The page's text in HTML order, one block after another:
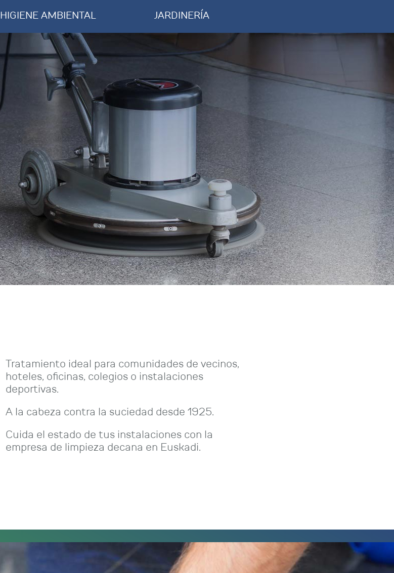
HIGIENE AMBIENTAL JARDINERÍA
Tratamiento ideal para comunidades de vecinos,
hoteles, oficinas, colegios o instalaciones
deportivas.
A la cabeza contra la suciedad desde 1925.
Cuida el estado de tus instalaciones con la
empresa de limpieza decana en Euskadi.